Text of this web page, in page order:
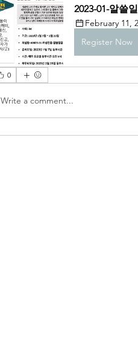
2023-01-알쓸
February 11,
Register Now
0
Write a comment...